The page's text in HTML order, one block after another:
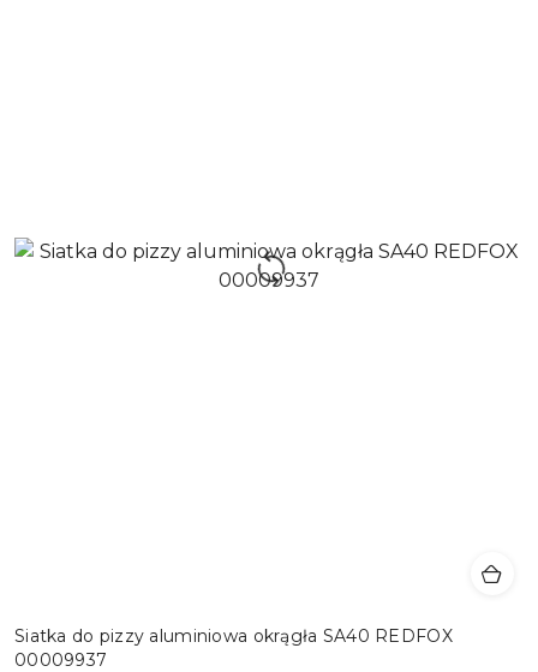
Siatka do pizzy aluminiowa okrągła SA40 REDFOX
00009937